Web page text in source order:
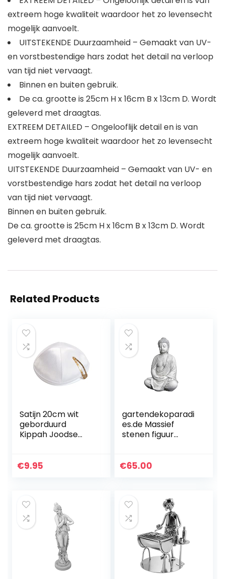
extreem hoge kwaliteit waardoor het zo levensecht
mogelijk aanvoelt.
UITSTEKENDE Duurzaamheid – Gemaakt van UV-
en vorstbestendige hars zodat het detail na verloop
van tijd niet vervaagt.
Binnen en buiten gebruik.
De ca. grootte is 25cm H x 16cm B x 13cm D. Wordt
geleverd met draagtas.
EXTREEM DETAILED – Ongelooflijk detail en is van
extreem hoge kwaliteit waardoor het zo levensecht
mogelijk aanvoelt.
UITSTEKENDE Duurzaamheid – Gemaakt van UV- en
vorstbestendige hars zodat het detail na verloop
van tijd niet vervaagt.
Binnen en buiten gebruik.
De ca. grootte is 25cm H x 16cm B x 13cm D. Wordt
geleverd met draagtas.
Related Products
Satijn 20cm wit
geborduurd
Kippah Joodse
€9.95
gartendekoparadi
es.de Massief
stenen figuur
vorstbestendig
€65.00